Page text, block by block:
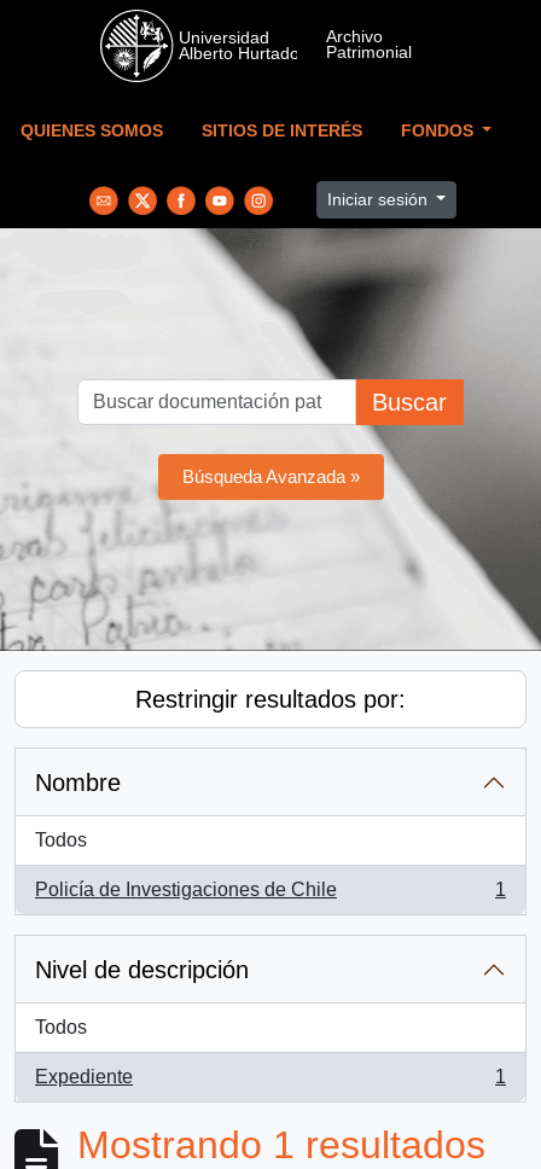
Skip to main content
QUIENES SOMOS SITIOS DE INTERÉS FONDOS
Iniciar sesión
Buscar
Búsqueda Avanzada »
Restringir resultados por:
Nombre
Todos
Policía de Investigaciones de Chile
, 1 resultados
1
Nivel de descripción
Todos
Expediente
, 1 resultados
1
Mostrando 1 resultados